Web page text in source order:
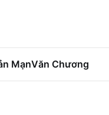
MạnVăn Chương